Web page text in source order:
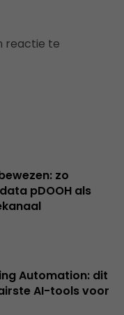
reactie te
zo
pDOOH als
Automation: dit
AI-tools voor